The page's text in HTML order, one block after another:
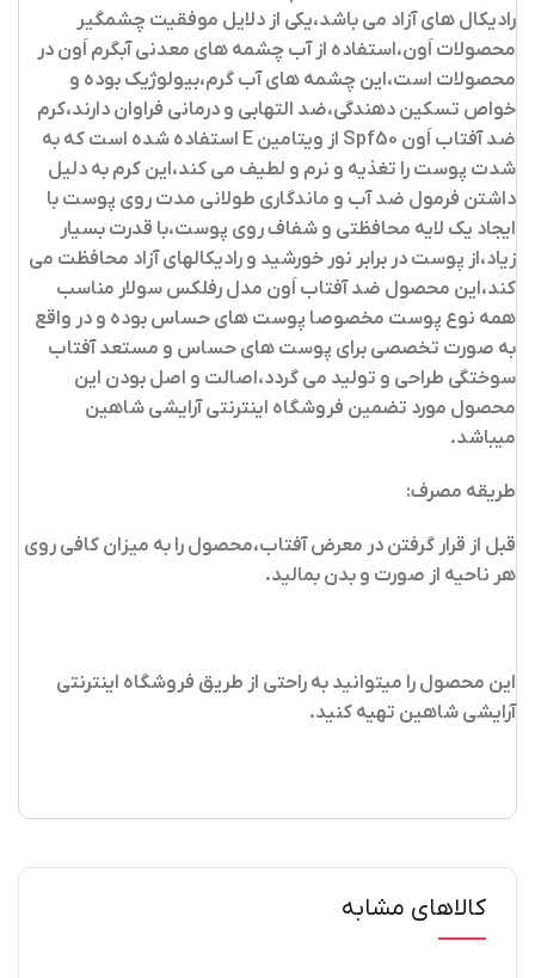
رادیکال های آزاد می باشد،یکی از دلایل موفقیت چشمگیر
محصولات اَون،استفاده از آب چشمه های معدنی آبگرم اَون در
محصولات است،این چشمه های آب گرم،بیولوژیک بوده و
خواص تسکین دهندگی،ضد التهابی و درمانی فراوان دارند،کرم
ضد آفتاب اَون Spf50 از ویتامین E استفاده شده است که به
شدت پوست را تغذیه و نرم و لطیف می کند،این کرم به دلیل
داشتن فرمول ضد آب و ماندگاری طولانی مدت روی پوست با
ایجاد یک لایه محافظتی و شفاف روی پوست،با قدرت بسیار
زیاد،از پوست در برابر نور خورشید و رادیکالهای آزاد محافظت می
کند،این محصول ضد آفتاب اَون مدل رفلکس سولار مناسب
همه نوع پوست مخصوصا پوست های حساس بوده و در واقع
به صورت تخصصی برای پوست های حساس و مستعد آفتاب
سوختگی طراحی و تولید می گردد،اصالت و اصل بودن این
محصول مورد تضمین فروشگاه اینترنتی آرایشی شاهین
میباشد.
طریقه مصرف:
قبل از قرار گرفتن در معرض آفتاب،محصول را به میزان کافی روی
هر ناحیه از صورت و بدن بمالید.
این محصول را میتوانید به راحتی از طریق فروشگاه اینترنتی
آرایشی شاهین تهیه کنید.
کالاهای مشابه